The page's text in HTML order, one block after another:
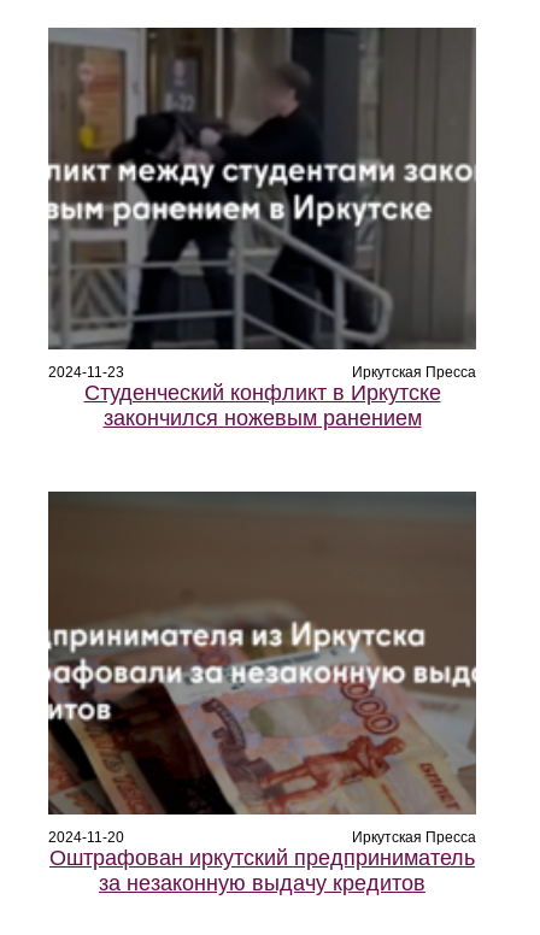
2024-11-23 Иркутская Пресса
Студенческий конфликт в Иркутске
закончился ножевым ранением
2024-11-20 Иркутская Пресса
Оштрафован иркутский предприниматель
за незаконную выдачу кредитов